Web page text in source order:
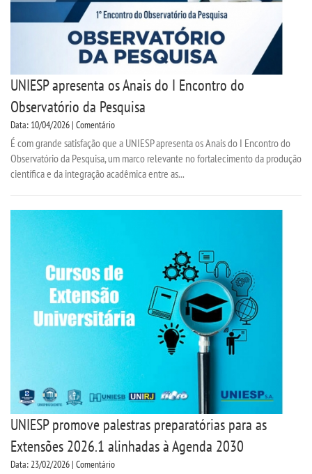
UNIESP apresenta os Anais do I Encontro do
Observatório da Pesquisa
Data: 10/04/2026 | Comentário
É com grande satisfação que a UNIESP apresenta os Anais do I Encontro do
Observatório da Pesquisa, um marco relevante no fortalecimento da produção
científica e da integração acadêmica entre as...
UNIESP promove palestras preparatórias para as
Extensões 2026.1 alinhadas à Agenda 2030
Data: 23/02/2026 | Comentário